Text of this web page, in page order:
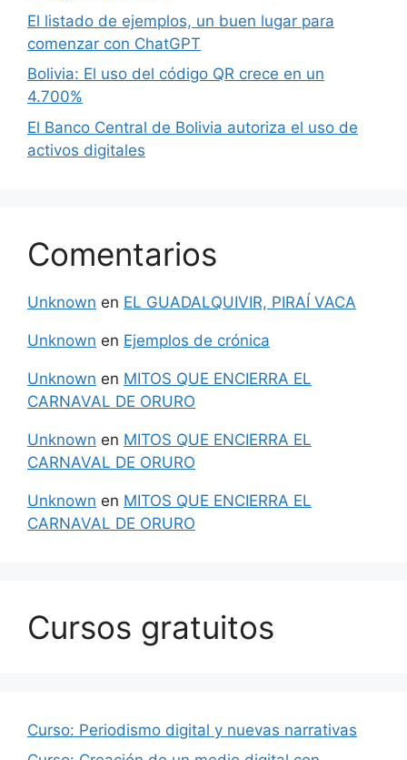
El listado de ejemplos, un buen lugar para
comenzar con ChatGPT
Bolivia: El uso del código QR crece en un
4.700%
El Banco Central de Bolivia autoriza el uso de
activos digitales
Comentarios
Unknown en EL GUADALQUIVIR, PIRAÍ VACA
Unknown en Ejemplos de crónica
Unknown en MITOS QUE ENCIERRA EL
CARNAVAL DE ORURO
Unknown en MITOS QUE ENCIERRA EL
CARNAVAL DE ORURO
Unknown en MITOS QUE ENCIERRA EL
CARNAVAL DE ORURO
Cursos gratuitos
Curso: Periodismo digital y nuevas narrativas